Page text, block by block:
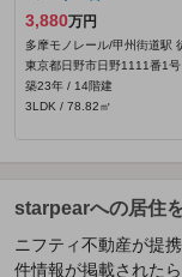
3,880万円
多摩モノレール/甲州街道駅
東京都日野市日野1111番1号
築23年 / 14階建
3LDK / 78.82㎡
starpearへの居住
ニフティ不動産が提
件情報が掲載された